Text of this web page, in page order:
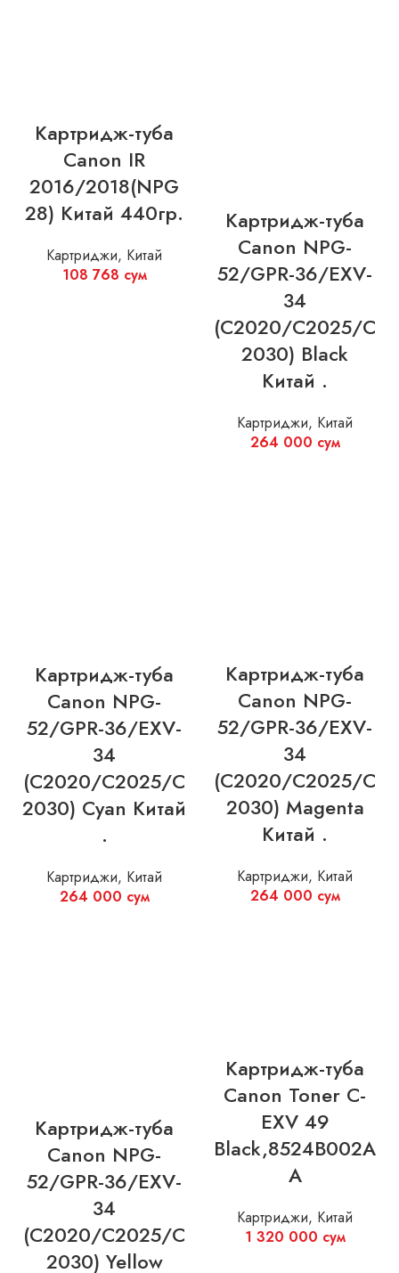
Картридж-туба
Canon IR
2016/2018(NPG
28) Китай 440гр.
Картриджи, Китай
108 768 сум
Картридж-туба
Canon NPG-
52/GPR-36/EXV-
34
(C2020/C2025/C
2030) Black
Китай .
Картриджи, Китай
264 000 сум
Картридж-туба
Canon NPG-
52/GPR-36/EXV-
34
(C2020/C2025/C
2030) Cyan Китай
.
Картриджи, Китай
264 000 сум
Картридж-туба
Canon NPG-
52/GPR-36/EXV-
34
(C2020/C2025/C
2030) Magenta
Китай .
Картриджи, Китай
264 000 сум
Картридж-туба
Canon NPG-
52/GPR-36/EXV-
34
(C2020/C2025/C
2030) Yellow
Картридж-туба
Canon Toner C-
EXV 49
Black,8524B002A
A
Картриджи, Китай
1 320 000 сум